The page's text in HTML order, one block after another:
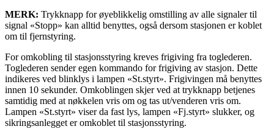
MERK: Trykknapp for øyeblikkelig omstilling av alle signaler til
signal «Stopp» kan alltid benyttes, også dersom stasjonen er koblet
om til fjernstyring.
For omkobling til stasjonsstyring kreves frigiving fra toglederen.
Toglederen sender egen kommando for frigiving av stasjon. Dette
indikeres ved blinklys i lampen «St.styrt». Frigivingen må benyttes
innen 10 sekunder. Omkoblingen skjer ved at trykknapp betjenes
samtidig med at nøkkelen vris om og tas ut/venderen vris om.
Lampen «St.styrt» viser da fast lys, lampen «Fj.styrt» slukker, og
sikringsanlegget er omkoblet til stasjonsstyring.